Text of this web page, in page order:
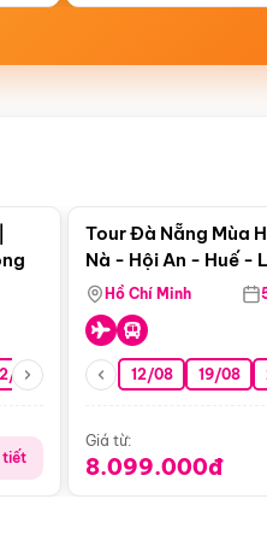
08 26/08 05/09 09/09
tiết
Tour Đà Nẵng Mùa
Nà - Hội An - Huế -
Động Thiên Đường
Hồ Chí Minh
12/08 19/08
Giá từ:
8.099.000đ